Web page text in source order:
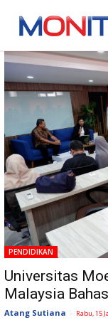
Tag:
PENDIDIKAN
Universitas
Malaysia
Atang Sutiana - Rabu, 15